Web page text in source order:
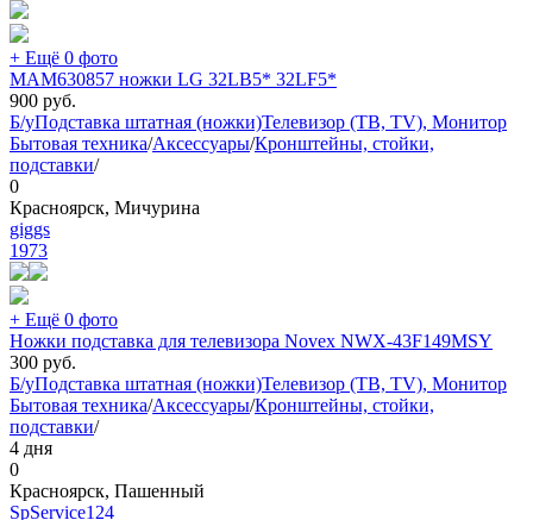
+ Ещё 0 фото
MAM630857 ножки LG 32LB5* 32LF5*
900 руб.
Б/уПодставка штатная (ножки)Телевизор (ТВ, TV), Монитор
Бытовая техника/Аксессуары/Кронштейны, стойки,
подставки/
0
Красноярск, Мичурина
giggs
1973
+ Ещё 0 фото
Ножки подставка для телевизора Novex NWX-43F149MSY
300 руб.
Б/уПодставка штатная (ножки)Телевизор (ТВ, TV), Монитор
Бытовая техника/Аксессуары/Кронштейны, стойки,
подставки/
4 дня
0
Красноярск, Пашенный
SpService124